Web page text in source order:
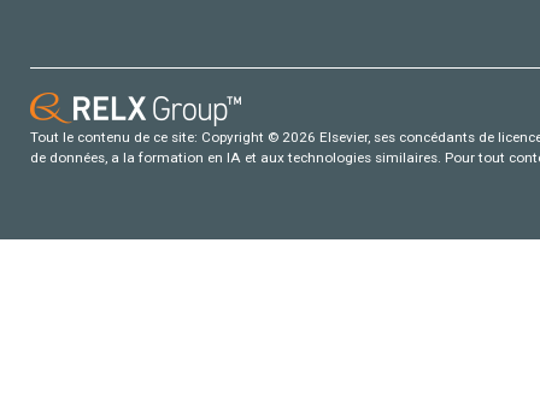
Tout le contenu de ce site: Copyright © 2026 Elsevier, ses concédants de
de données, a la formation en IA et aux technologies similaires. Pour tout